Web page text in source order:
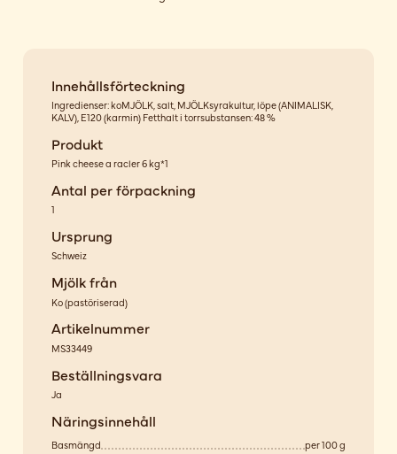
Innehållsförteckning
Ingredienser: koMJÖLK, salt, MJÖLKsyrakultur, löpe (ANIMALISK,
KALV), E120 (karmin) Fetthalt i torrsubstansen: 48 %
Produkt
Pink cheese a racler 6 kg*1
Antal per förpackning
1
Ursprung
Schweiz
Mjölk från
Ko(pastöriserad)
Artikelnummer
MS33449
Beställningsvara
Ja
Näringsinnehåll
Basmängd
per 100 g